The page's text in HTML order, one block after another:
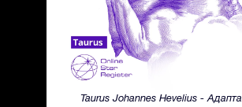
Taurus Johannes Hevelius -